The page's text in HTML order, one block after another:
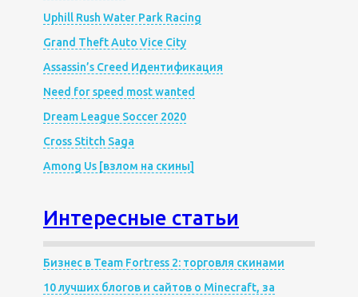
Uphill Rush Water Park Racing
Grand Theft Auto Vice City
Assassin’s Creed Идентификация
Need for speed most wanted
Dream League Soccer 2020
Cross Stitch Saga
Among Us [взлом на скины]
Интересные статьи
Бизнес в Team Fortress 2: торговля скинами
10 лучших блогов и сайтов о Minecraft, за